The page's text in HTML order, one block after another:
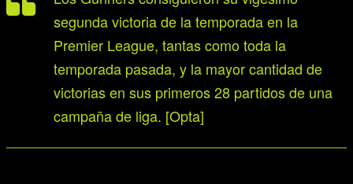
segunda victoria de la temporada en la
Premier League, tantas como toda la
temporada pasada, y la mayor cantidad de
victorias en sus primeros 28 partidos de una
campaña de liga. [Opta]